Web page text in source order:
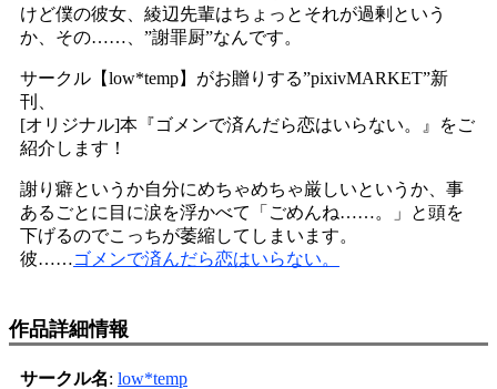
けど僕の彼女、綾辺先輩はちょっとそれが過剰という
か、その……、”謝罪厨”なんです。
サークル【low*temp】がお贈りする”pixivMARKET”新
刊、
[オリジナル]本『ゴメンで済んだら恋はいらない。』をご
紹介します！
謝り癖というか自分にめちゃめちゃ厳しいというか、事
あるごとに目に涙を浮かべて「ごめんね……。」と頭を
下げるのでこっちが萎縮してしまいます。
彼……ゴメンで済んだら恋はいらない。
作品詳細情報
サークル名: low*temp